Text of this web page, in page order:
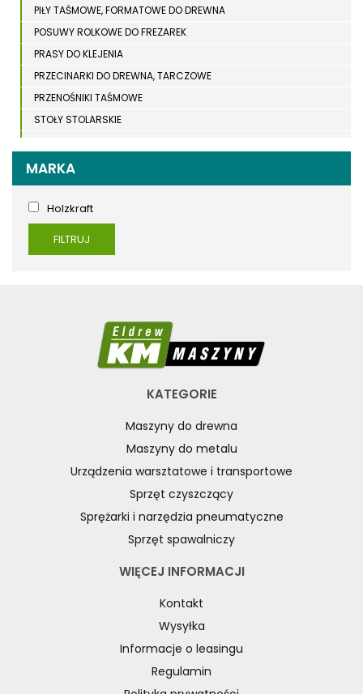
PIŁY TAŚMOWE, FORMATOWE DO DREWNA
POSUWY ROLKOWE DO FREZAREK
PRASY DO KLEJENIA
PRZECINARKI DO DREWNA, TARCZOWE
PRZENOŚNIKI TAŚMOWE
STOŁY STOLARSKIE
STRUGARKI DO DREWNA
STOJAKI HOLZSTAR
SZCZOTKARKI
KRAWĘDZIOWE
WIERTARKI POZIOME DO DREWNA, WIELOWRZECIONOWE,
WYRZYNARKI DO DREWNA, STOŁOWE
WYPOSAŻENIE ŁUPAREK
WYPOSAŻENIE ODCIĄGÓW MASZYN DO DREWNA
WYPOSAŻENIE OKLEINIAREK
WYPOSAŻENIE PIŁ FORMATOWYCH
WYPOSAŻENIE PIŁ STOŁOWYCH
WYPOSAŻENIE PIŁ TARCZOWYCH DO DREWNA
WYPOSAŻENIE POSUWÓW
WYPOSAŻENIE STRUGAREK
WYPOSAŻENIE SZCZOTKAREK
WYPOSAŻENIE SZLIFIEREK DO DREWNA
MARKA
Holzkraft
FILTRUJ
KATEGORIE
Maszyny do drewna
Maszyny do metalu
Urządzenia warsztatowe i transportowe
Sprzęt czyszczący
Sprężarki i narzędzia pneumatyczne
Sprzęt spawalniczy
WIĘCEJ INFORMACJI
Kontakt
Wysyłka
Informacje o leasingu
Regulamin